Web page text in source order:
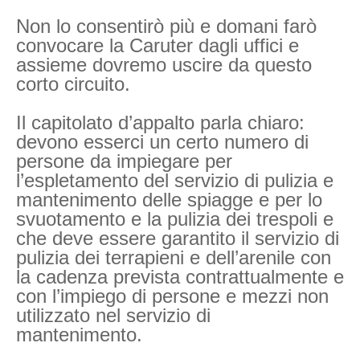
Non lo consentirò più e domani farò
convocare la Caruter dagli uffici e
assieme dovremo uscire da questo
corto circuito.
Il capitolato d’appalto parla chiaro:
devono esserci un certo numero di
persone da impiegare per
l’espletamento del servizio di pulizia e
mantenimento delle spiagge e per lo
svuotamento e la pulizia dei trespoli e
che deve essere garantito il servizio di
pulizia dei terrapieni e dell’arenile con
la cadenza prevista contrattualmente e
con l’impiego di persone e mezzi non
utilizzato nel servizio di
mantenimento.